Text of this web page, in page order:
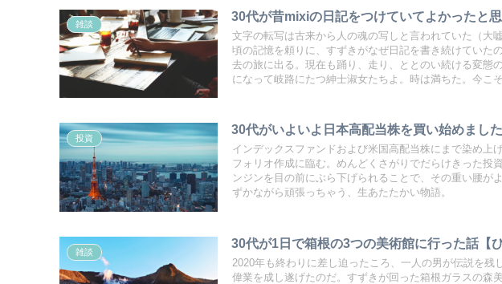
雑談
30代が昔mixiの日記をつけていてよかったと
文字の転写は古来から人の魂の写しと言われていた（大
頃の記憶を頼りに、すずきがなぜ日記を書き続けていた
去の旅に出る。現在も踊り、走り、ととのい続ける変態
になって岐路にたつ紳士淑女たちよ。時は満ちた。今こ
投資
30代がいよいよ日本高配当株を買い始めまし
インデックスファンドおよび米国高配当株にまで染め上
フォリオ作成に臨む。めんどくさがりでだらけきった投
ンジンを目の前にぶら下げられることで、その重い腰が
ずかながら頑張っちゃう、生あたたかい物語。
雑談
30代が1日で箱根の3つの美術館に行った話【ひ
2020年も終わりに差し迫ったころ、一人の男が伝説を残
偉業を成し遂げたのだ。すずきが回った箱根ガラスの森